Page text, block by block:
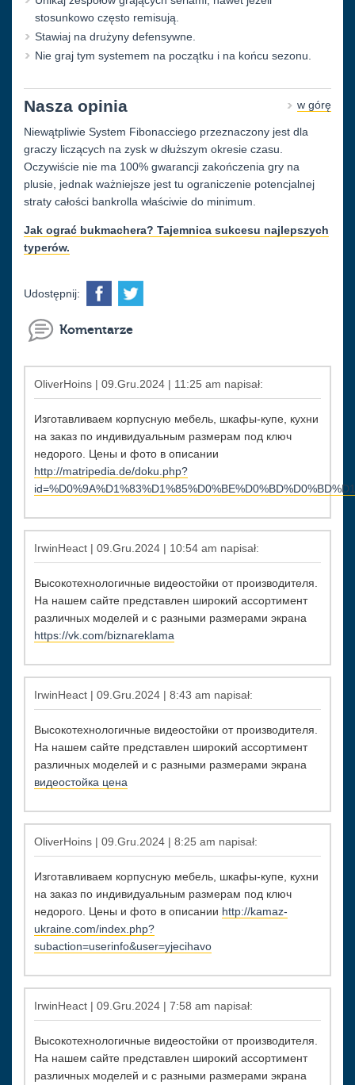
stosunkowo często remisują.
Stawiaj na drużyny defensywne.
Nie graj tym systemem na początku i na końcu sezonu.
w górę
Nasza opinia
Niewątpliwie System Fibonacciego przeznaczony jest dla
graczy liczących na zysk w dłuższym okresie czasu.
Oczywiście nie ma 100% gwarancji zakończenia gry na
plusie, jednak ważniejsze jest tu ograniczenie potencjalnej
straty całości bankrolla właściwie do minimum.
Jak ograć bukmachera? Tajemnica sukcesu najlepszych
typerów.
Udostępnij:
Komentarze
OliverHoins | 09.Gru.2024 | 11:25 am napisał:
Изготавливаем корпусную мебель, шкафы-купе, кухни
на заказ по индивидуальным размерам под ключ
недорого. Цены и фото в описании
http://matripedia.de/doku.php?
IrwinHeact | 09.Gru.2024 | 10:54 am napisał:
Высокотехнологичные видеостойки от производителя.
На нашем сайте представлен широкий ассортимент
различных моделей и с разными размерами экрана
https://vk.com/biznareklama
IrwinHeact | 09.Gru.2024 | 8:43 am napisał:
Высокотехнологичные видеостойки от производителя.
На нашем сайте представлен широкий ассортимент
различных моделей и с разными размерами экрана
видеостойка цена
OliverHoins | 09.Gru.2024 | 8:25 am napisał:
Изготавливаем корпусную мебель, шкафы-купе, кухни
на заказ по индивидуальным размерам под ключ
недорого. Цены и фото в описании http://kamaz-
ukraine.com/index.php?
subaction=userinfo&user=yjecihavo
IrwinHeact | 09.Gru.2024 | 7:58 am napisał:
Высокотехнологичные видеостойки от производителя.
На нашем сайте представлен широкий ассортимент
различных моделей и с разными размерами экрана